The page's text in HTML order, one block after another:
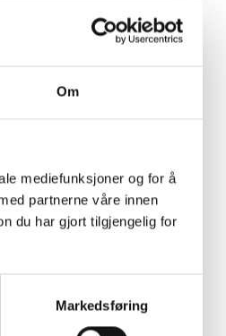
Om
mediefunksjoner og for å
partnerne våre innen
du har gjort tilgjengelig for
Markedsføring